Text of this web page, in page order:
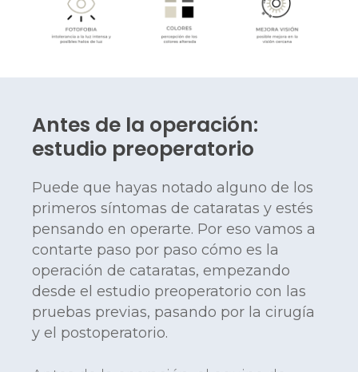
Antes de la operación:
estudio preoperatorio
Puede que hayas notado alguno de los
primeros síntomas de cataratas y estés
pensando en operarte. Por eso vamos a
contarte paso por paso cómo es la
operación de cataratas, empezando
desde el estudio preoperatorio con las
pruebas previas, pasando por la cirugía
y el postoperatorio.